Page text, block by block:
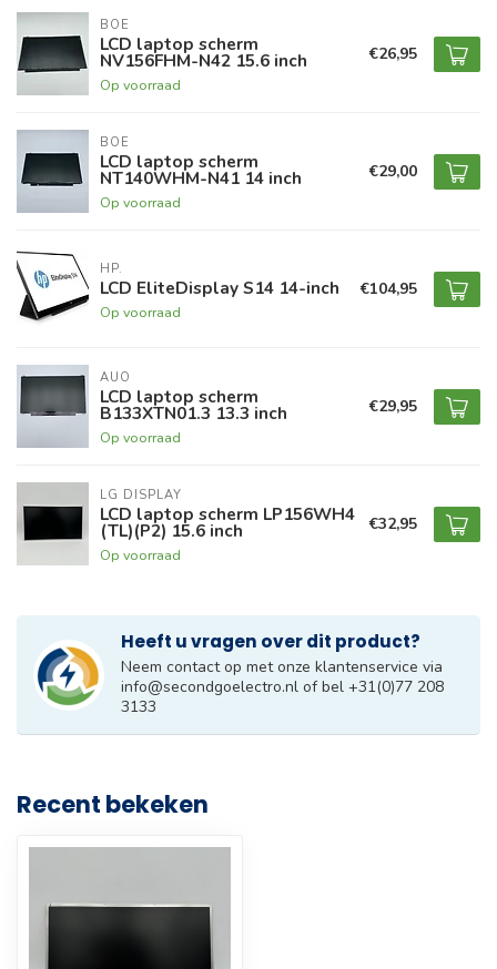
BOE
LCD laptop scherm
NV156FHM-N42 15.6 inch
Op voorraad
€26,95
BOE
LCD laptop scherm
NT140WHM-N41 14 inch
Op voorraad
€29,00
HP.
LCD EliteDisplay S14 14-inch
Op voorraad
€104,95
AUO
LCD laptop scherm
B133XTN01.3 13.3 inch
Op voorraad
€29,95
LG DISPLAY
LCD laptop scherm LP156WH4
(TL)(P2) 15.6 inch
Op voorraad
€32,95
Heeft u vragen over dit product?
Neem contact op met onze klantenservice via
info@secondgoelectro.nl of bel +31(0)77 208
3133
Recent bekeken